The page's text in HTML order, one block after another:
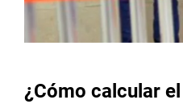
¿Cómo calcular